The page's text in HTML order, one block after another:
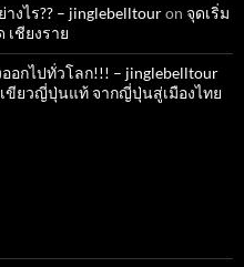
ไร?? – jinglebelltouron จุดเริ่ม
ชียงราย
อกไปทั่วโลก!!! – jinglebelltour
ขียวญี่ปุ่นแท้ จากญี่ปุ่นสู่เมืองไทย